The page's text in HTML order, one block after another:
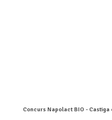
Concurs Napolact BIO -